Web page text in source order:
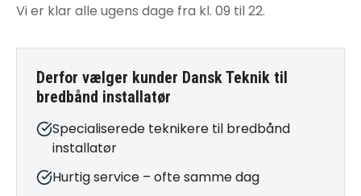
Vi er klar alle ugens dage fra kl. 09 til 22.
Derfor vælger kunder Dansk Teknik til
bredbånd installatør
Specialiserede teknikere til bredbånd
installatør
Hurtig service – ofte samme dag